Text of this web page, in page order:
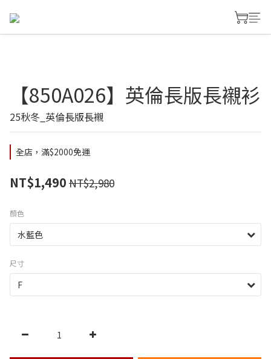
【850A026】英倫長版長襯衫
25秋冬_英倫長版長襯
全店，滿$2000免運
NT$1,490 NT$2,980
顏色
尺寸